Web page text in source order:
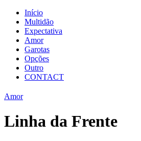
Início
Multidão
Expectativa
Amor
Garotas
Opções
Outro
CONTACT
Amor
Linha da Frente